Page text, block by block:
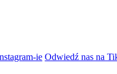
ie Odwiedź nas na